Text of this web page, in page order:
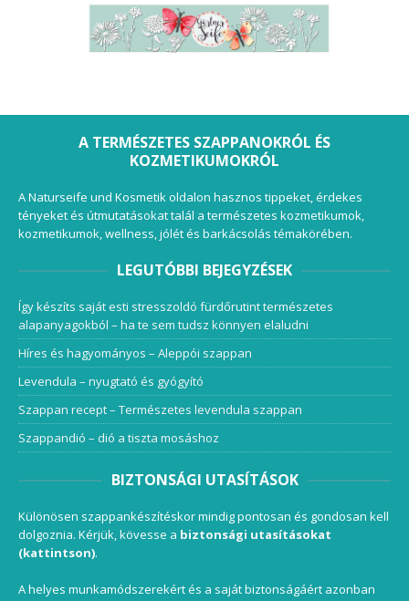
A TERMÉSZETES SZAPPANOKRÓL ÉS
KOZMETIKUMOKRÓL
A Naturseife und Kosmetik oldalon hasznos tippeket, érdekes
tényeket és útmutatásokat talál a természetes kozmetikumok,
kozmetikumok, wellness, jólét és barkácsolás témakörében.
LEGUTÓBBI BEJEGYZÉSEK
Így készíts saját esti stresszoldó fürdőrutint természetes
alapanyagokból – ha te sem tudsz könnyen elaludni
Híres és hagyományos – Aleppói szappan
Levendula – nyugtató és gyógyító
Szappan recept – Természetes levendula szappan
Szappandió – dió a tiszta mosáshoz
BIZTONSÁGI UTASÍTÁSOK
Különösen szappankészítéskor mindig pontosan és gondosan kell
dolgoznia. Kérjük, kövesse a biztonsági utasításokat
(kattintson).
A helyes munkamódszerekért és a saját biztonságáért azonban